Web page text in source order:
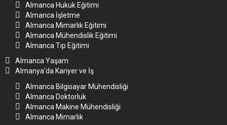
Almanca Hukuk Eğitimi
Almanca İşletme
Almanca Mimarlık Eğitimi
Almanca Mühendislik Eğitimi
Almanca Tıp Eğitimi
Almanca Yaşam
Almanya'da Kariyer ve İş
Almanca Bilgisayar Mühendisliği
Almanca Doktorluk
Almanca Makine Mühendisliği
Almanca Mimarlık